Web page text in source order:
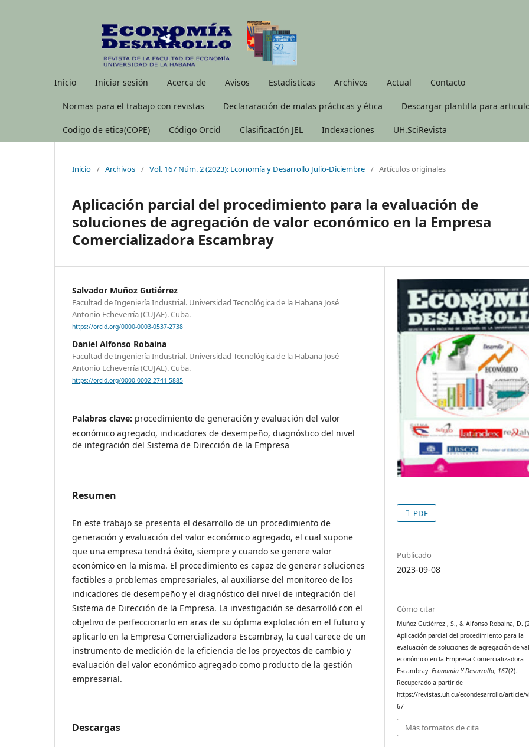
Inicio Iniciar sesión Acerca de Avisos Estadisticas Archivos Actual Contacto
Normas para el trabajo con revistas Declararación de malas prácticas y ética Descargar plantilla para
Codigo de etica(COPE) Código Orcid ClasificacIón JEL Indexaciones UH.SciRevista
Inicio / Archivos / Vol. 167 Núm. 2 (2023): Economía y Desarrollo Julio-Diciembre / Artículos originales
Aplicación parcial del procedimiento para la evaluación de
soluciones de agregación de valor económico en la Empresa
Comercializadora Escambray
Salvador Muñoz Gutiérrez
Facultad de Ingeniería Industrial. Universidad Tecnológica de la Habana José
Antonio Echeverría (CUJAE). Cuba.
https://orcid.org/0000-0003-0537-2738
Daniel Alfonso Robaina
Facultad de Ingeniería Industrial. Universidad Tecnológica de la Habana José
Antonio Echeverría (CUJAE). Cuba.
https://orcid.org/0000-0002-2741-5885
Palabras clave: procedimiento de generación y evaluación del valor
económico agregado, indicadores de desempeño, diagnóstico del nivel
de integración del Sistema de Dirección de la Empresa
Resumen
En este trabajo se presenta el desarrollo de un procedimiento de
generación y evaluación del valor económico agregado, el cual supone
que una empresa tendrá éxito, siempre y cuando se genere valor
económico en la misma. El procedimiento es capaz de generar soluciones
factibles a problemas empresariales, al auxiliarse del monitoreo de los
indicadores de desempeño y el diagnóstico del nivel de integración del
Sistema de Dirección de la Empresa. La investigación se desarrolló con el
objetivo de perfeccionarlo en aras de su óptima explotación en el futuro y
aplicarlo en la Empresa Comercializadora Escambray, la cual carece de un
instrumento de medición de la eficiencia de los proyectos de cambio y
evaluación del valor económico agregado como producto de la gestión
empresarial.
Descargas
PDF
Publicado
2023-09-08
Cómo citar
Muñoz Gutiérrez , S., & Alfonso Robaina, D.
Aplicación parcial del procedimiento para la
evaluación de soluciones de agregación de
económico en la Empresa Comercializadora
Escambray.Economía Y Desarrollo, 167(2).
Recuperado a partir de
https://revistas.uh.cu/econdesarrollo/article/
67
Más formatos de cita